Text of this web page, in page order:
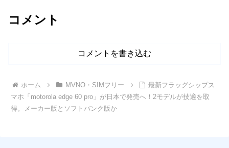
コメント
コメントを書き込む
ホーム MVNO・SIMフリー
最新フラッグシップス
マホ「motorola edge 60 pro」が日本で発売へ！2モデルが技適を取
得。メーカー版とソフトバンク版か